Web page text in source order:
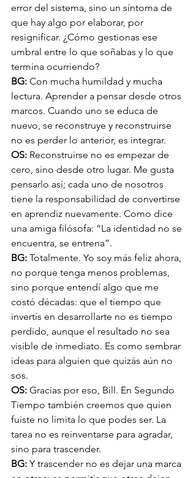
error del sistema, sino un síntoma de
que hay algo por elaborar, por
resignificar. ¿Cómo gestionas ese
umbral entre lo que soñabas y lo que
termina ocurriendo?
BG: Con mucha humildad y mucha
lectura. Aprender a pensar desde otros
marcos. Cuando uno se educa de
nuevo, se reconstruye y reconstruirse
no es perder lo anterior, es integrar.
OS: Reconstruirse no es empezar de
cero, sino desde otro lugar. Me gusta
pensarlo así; cada uno de nosotros
tiene la responsabilidad de convertirse
en aprendiz nuevamente. Como dice
una amiga filósofa: “La identidad no se
encuentra, se entrena”.
BG: Totalmente. Yo soy más feliz ahora,
no porque tenga menos problemas,
sino porque entendí algo que me
costó décadas: que el tiempo que
invertís en desarrollarte no es tiempo
perdido, aunque el resultado no sea
visible de inmediato. Es como sembrar
ideas para alguien que quizás aún no
sos.
OS: Gracias por eso, Bill. En Segundo
Tiempo también creemos que quien
fuiste no limita lo que podes ser. La
tarea no es reinventarse para agradar,
sino para trascender.
BG: Y trascender no es dejar una marca